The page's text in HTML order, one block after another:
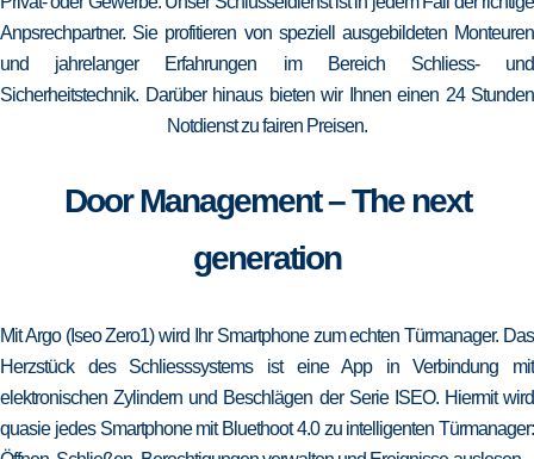
Anpsrechpartner. Sie profitieren von speziell ausgebildeten Monteuren
und jahrelanger Erfahrungen im Bereich Schliess- und
Sicherheitstechnik. Darüber hinaus bieten wir Ihnen einen 24 Stunden
Notdienst zu fairen Preisen.
Door Management – The next
generation
Mit Argo (Iseo Zero1) wird Ihr Smartphone zum echten Türmanager. Das
Herzstück des Schliesssystems ist eine App in Verbindung mit
elektronischen Zylindern und Beschlägen der Serie ISEO. Hiermit wird
quasie jedes Smartphone mit Bluethoot 4.0 zu intelligenten Türmanager: